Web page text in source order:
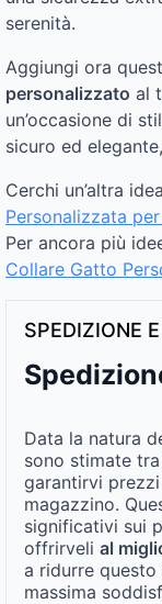
serenità.
Aggiungi ora
personalizzato al
un’occasione di
sicuro ed
Cerchi un’altra
Personalizzata
Per ancora più
Collare Gatto
SPEDIZIONE
Data la natura
sono stimate tra
garantirvi
magazzino.
significativi sui
offrirveli al
a ridurre
massima